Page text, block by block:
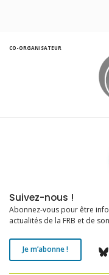
CO-ORGANISATEUR
Fondation pour la
Suivez-nous !
Abonnez-vous pour être
actualités de la FRB et de
Je m’abonne !